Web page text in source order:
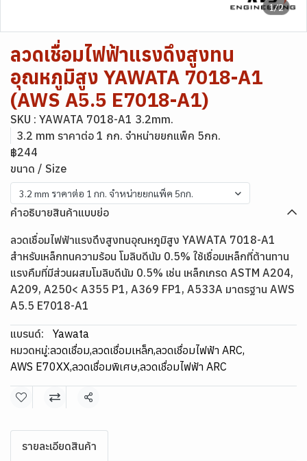
1/2
ลวดเชื่อมไฟฟ้าแรงดึงสูงทน
อุณหภูมิสูง YAWATA 7018-A1
(AWS A5.5 E7018-A1)
SKU : YAWATA 7018-A1 3.2mm.
3.2 mm ราคาต่อ 1 กก. จำหน่ายยกแพ็ค 5กก.
฿244
ขนาด / Size
3.2 mm ราคาต่อ 1 กก. จำหน่ายยกแพ็ค 5กก.
คำอธิบายสินค้าแบบย่อ
ลวดเชื่อมไฟฟ้าแรงดึงสูงทนอุณหภูมิสูง YAWATA 7018-A1
สำหรับเหล็กทนความร้อน โมลิบดีนัม 0.5% ใช้เชื่อมเหล็กที่ต้านทาน
แรงคืมที่มีส่วนผสมโมลิบดีนัม 0.5% เช่น เหล็กเกรด ASTM A204,
A209, A250< A355 P1, A369 FP1, A533A มาตรฐาน AWS
A5.5 E7018-A1
แบรนด์:
Yawata
หมวดหมู่:ลวดเชื่อม,ลวดเชื่อมเหล็ก,ลวดเชื่อมไฟฟ้า ARC,
AWS E70XX,ลวดเชื่อมพิเศษ,ลวดเชื่อมไฟฟ้า ARC
แชร์
รายละเอียดสินค้า